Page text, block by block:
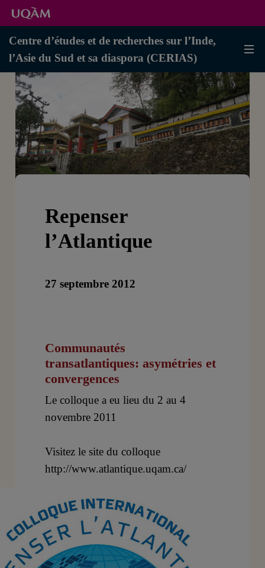
Centre d’études et de recherches sur l’Inde,
l’Asie du Sud et sa diaspora (CERIAS)
Repenser
l’Atlantique
27 septembre 2012
Communautés
transatlantiques: asymétries et
convergences
Le colloque a eu lieu du 2 au 4
novembre 2011
Visitez le site du colloque
http://www.atlantique.uqam.ca/